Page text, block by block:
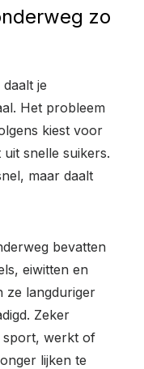
zo
je
Het probleem
kiest voor
snelle suikers.
maar daalt
bevatten
eiwitten en
ze langduriger
Zeker
sport, werkt of
lijken te